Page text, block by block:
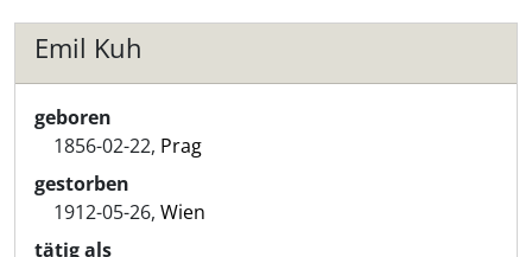
Emil Kuh
geboren
1856-02-22, Prag
gestorben
1912-05-26, Wien
tätig als